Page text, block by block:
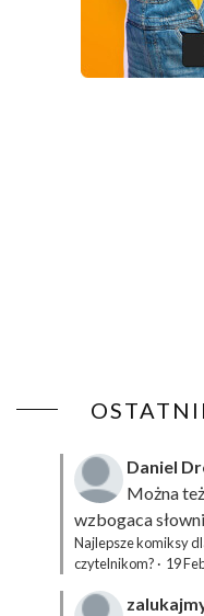
Daniel
Można
wzbogaca
Najlepsze komiksy
czytelnikom? · 19